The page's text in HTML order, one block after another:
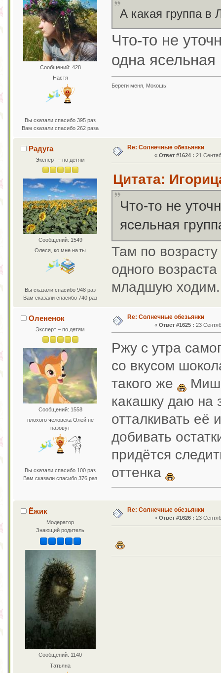
Сообщений: 428
Настя
Вы сказали спасибо 395 раз
Вам сказали спасибо 262 раза
А какая группа
Что-то не
одна ясельная
Береги меня, Мокошь!
Радуга
Эксперт – по детям
Сообщений: 1549
Олеся, ко мне на ты
Вы сказали спасибо 948 раз
Вам сказали спасибо 740 раз
Re: Солнечные обезьянки
«Ответ #1624 : 21
Цитата:
Что-то не
ясельная
Там по
одного
младшую ходим.
Олененок
Эксперт – по детям
Сообщений: 1558
плохого человека Олей не
назовут
Вы сказали спасибо 100 раз
Вам сказали спасибо 376 раз
Re: Солнечные обезьянки
«Ответ #1625 : 23
Ржу с утра
со вкусом
такого же
какашку даю на
отталкивать её
добивать
придётся
оттенка
Ёжик
Модератор
Знающий родитель
Сообщений: 1140
Татьяна
Re: Солнечные обезьянки
«Ответ #1626 : 23